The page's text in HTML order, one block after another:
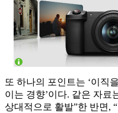
또 하나의 포인트는 ‘이직
이는 경향’이다. 같은 자료
상대적으로 활발”한 반면,